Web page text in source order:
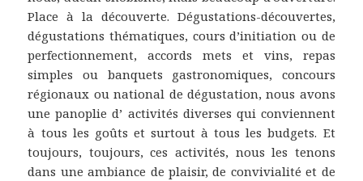
Place à la découverte. Dégustations-découvertes,
dégustations thématiques, cours d’initiation ou de
perfectionnement, accords mets et vins, repas
simples ou banquets gastronomiques, concours
régionaux ou national de dégustation, nous avons
une panoplie d’ activités diverses qui conviennent
à tous les goûts et surtout à tous les budgets. Et
toujours, toujours, ces activités, nous les tenons
dans une ambiance de plaisir, de convivialité et de